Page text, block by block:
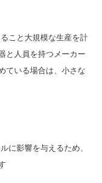
こと大規模な生産を計
と人員を持つメーカー
ている場合は、小さな
に影響を与えるため、